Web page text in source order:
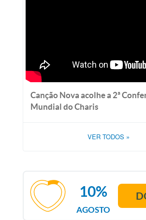
Canção Nova acolhe a 2ª
Mundial do Charis
VER TODOS »
AGOSTO
10%